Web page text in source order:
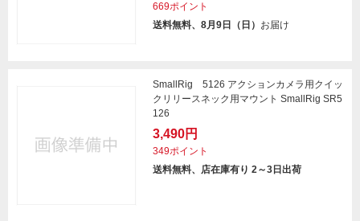
669ポイント
送料無料、8月9日（日） お届け
SmallRig 5126 アクションカメラ用クイッ
クリリースネック用マウント SmallRig SR5
126
3,490円
349ポイント
送料無料、店在庫有り 2～3日出荷